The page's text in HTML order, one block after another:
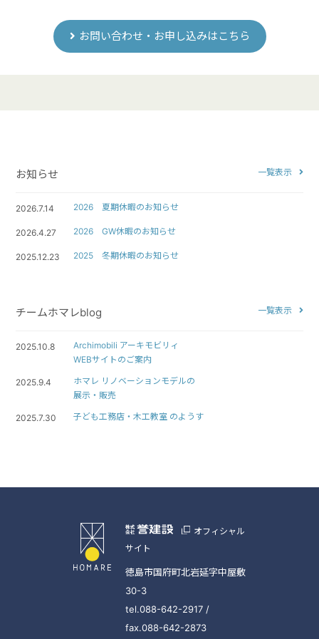
お問い合わせ・お申し込みはこちら
お知らせ 一覧表示
2026.7.14 2026 夏期休暇のお知らせ
2026.4.27 2026 GW休暇のお知らせ
2025.12.23 2025 冬期休暇のお知らせ
チームホマレblog 一覧表示
2025.10.8
Archimobili アーキモビリィ
WEBサイトのご案内
2025.9.4
ホマレ リノベーションモデルの
展示・販売
2025.7.30 子ども工務店・木工教室 のようす
オフィシャル
サイト
徳島市国府町北岩延字中屋敷
30-3
tel.088-642-2917 /
fax.088-642-2873